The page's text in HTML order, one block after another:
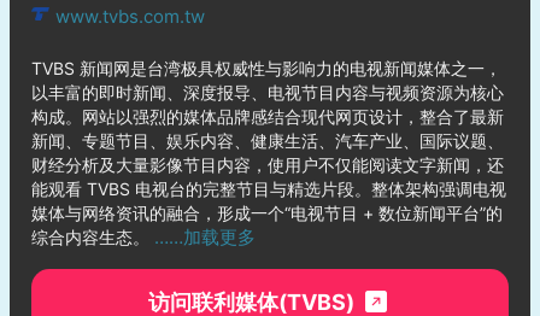
www.tvbs.com.tw
TVBS 新闻网是台湾极具权威性与影响力的电视新闻媒体之一，
以丰富的即时新闻、深度报导、电视节目内容与视频资源为核心
构成。网站以强烈的媒体品牌感结合现代网页设计，整合了最新
新闻、专题节目、娱乐内容、健康生活、汽车产业、国际议题、
财经分析及大量影像节目内容，使用户不仅能阅读文字新闻，还
能观看 TVBS 电视台的完整节目与精选片段。整体架构强调电视
媒体与网络资讯的融合，形成一个“电视节目 + 数位新闻平台”的
综合内容生态。 ……加载更多
访问联利媒体(TVBS)